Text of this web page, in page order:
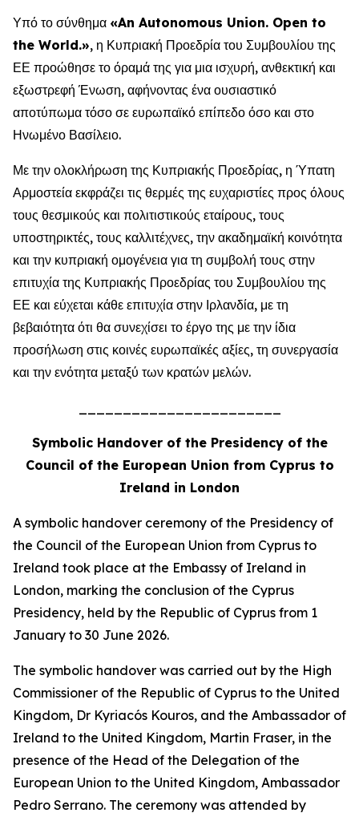
Υπό το σύνθημα «An Autonomous Union. Open to
the World.», η Κυπριακή Προεδρία του Συμβουλίου της
ΕΕ προώθησε το όραμά της για μια ισχυρή, ανθεκτική και
εξωστρεφή Ένωση, αφήνοντας ένα ουσιαστικό
αποτύπωμα τόσο σε ευρωπαϊκό επίπεδο όσο και στο
Ηνωμένο Βασίλειο.
Με την ολοκλήρωση της Κυπριακής Προεδρίας, η Ύπατη
Αρμοστεία εκφράζει τις θερμές της ευχαριστίες προς όλους
τους θεσμικούς και πολιτιστικούς εταίρους, τους
υποστηρικτές, τους καλλιτέχνες, την ακαδημαϊκή κοινότητα
και την κυπριακή ομογένεια για τη συμβολή τους στην
επιτυχία της Κυπριακής Προεδρίας του Συμβουλίου της
ΕΕ και εύχεται κάθε επιτυχία στην Ιρλανδία, με τη
βεβαιότητα ότι θα συνεχίσει το έργο της με την ίδια
προσήλωση στις κοινές ευρωπαϊκές αξίες, τη συνεργασία
και την ενότητα μεταξύ των κρατών μελών.
Symbolic Handover of the Presidency of the
Council of the European Union from Cyprus to
Ireland in London
A symbolic handover ceremony of the Presidency of
the Council of the European Union from Cyprus to
Ireland took place at the Embassy of Ireland in
London, marking the conclusion of the Cyprus
Presidency, held by the Republic of Cyprus from 1
January to 30 June 2026.
The symbolic handover was carried out by the High
Commissioner of the Republic of Cyprus to the United
Kingdom, Dr Kyriacós Kouros, and the Ambassador of
Ireland to the United Kingdom, Martin Fraser, in the
presence of the Head of the Delegation of the
European Union to the United Kingdom, Ambassador
Pedro Serrano. The ceremony was attended by